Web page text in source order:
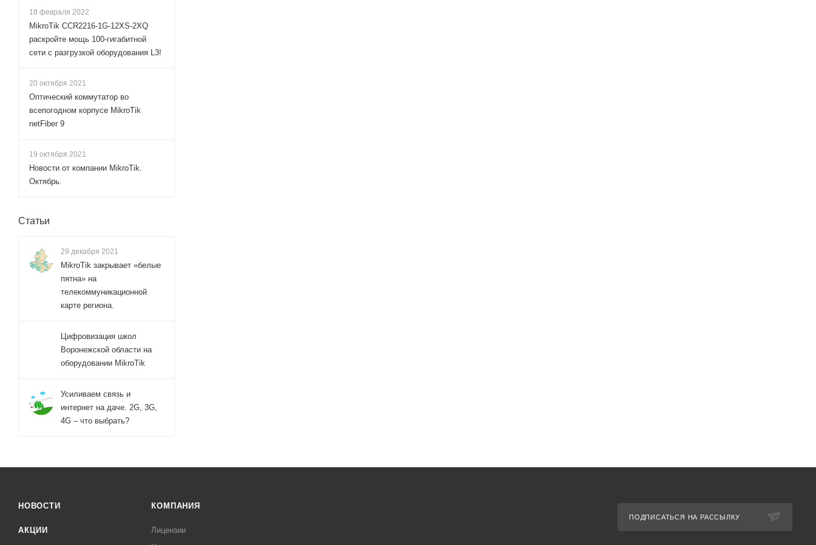
18 февраля 2022
MikroTik CCR2216-1G-12XS-2XQ
раскройте мощь 100-гигабитной
сети с разгрузкой оборудования L3!
20 октября 2021
Оптический коммутатор во
всепогодном корпусе MikroTik
netFiber 9
19 октября 2021
Новости от компании MikroTik.
Октябрь.
Статьи
29 декабря 2021
MikroTik закрывает «белые
пятна» на
телекоммуникационной
карте региона.
Цифровизация школ
Воронежской области на
оборудовании MikroTik
Усиливаем связь и
интернет на даче. 2G, 3G,
4G – что выбрать?
НОВОСТИ
АКЦИИ
КОМПАНИЯ
Лицензии
ПОДПИСАТЬСЯ НА РАССЫЛКУ